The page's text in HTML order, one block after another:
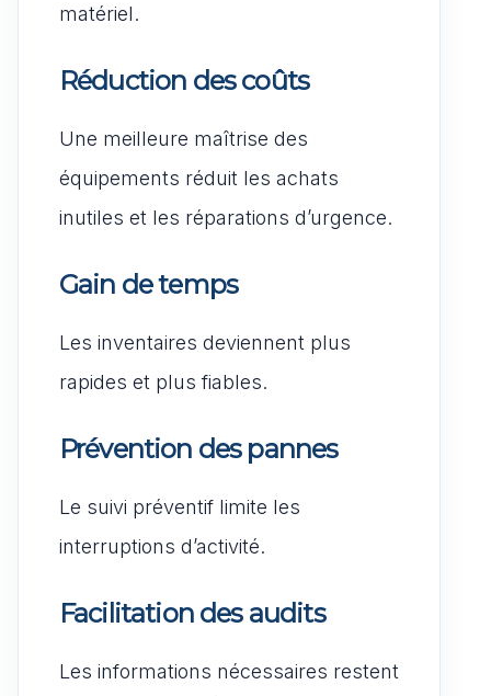
matériel.
Réduction des coûts
Une meilleure maîtrise des
équipements réduit les achats
inutiles et les réparations d’urgence.
Gain de temps
Les inventaires deviennent plus
rapides et plus fiables.
Prévention des pannes
Le suivi préventif limite les
interruptions d’activité.
Facilitation des audits
Les informations nécessaires restent